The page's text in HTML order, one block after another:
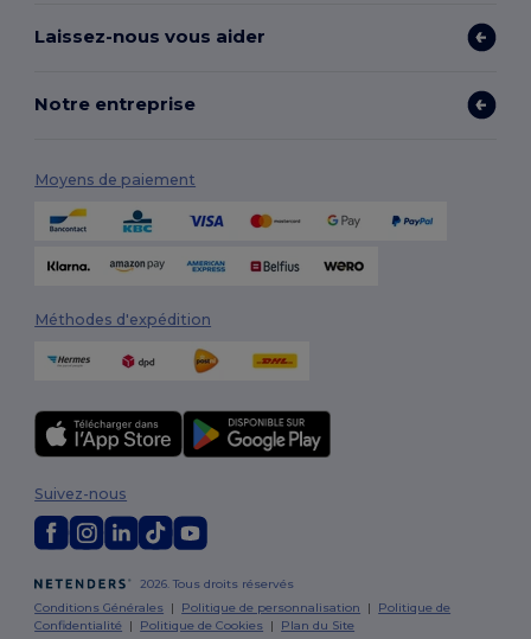
Laissez-nous vous aider
Notre entreprise
Moyens de paiement
Méthodes d'expédition
2026. Tous droits réservés
Conditions Générales | Politique de personnalisation | Politique de
Confidentialité | Politique de Cookies | Plan du Site
Suivez-nous